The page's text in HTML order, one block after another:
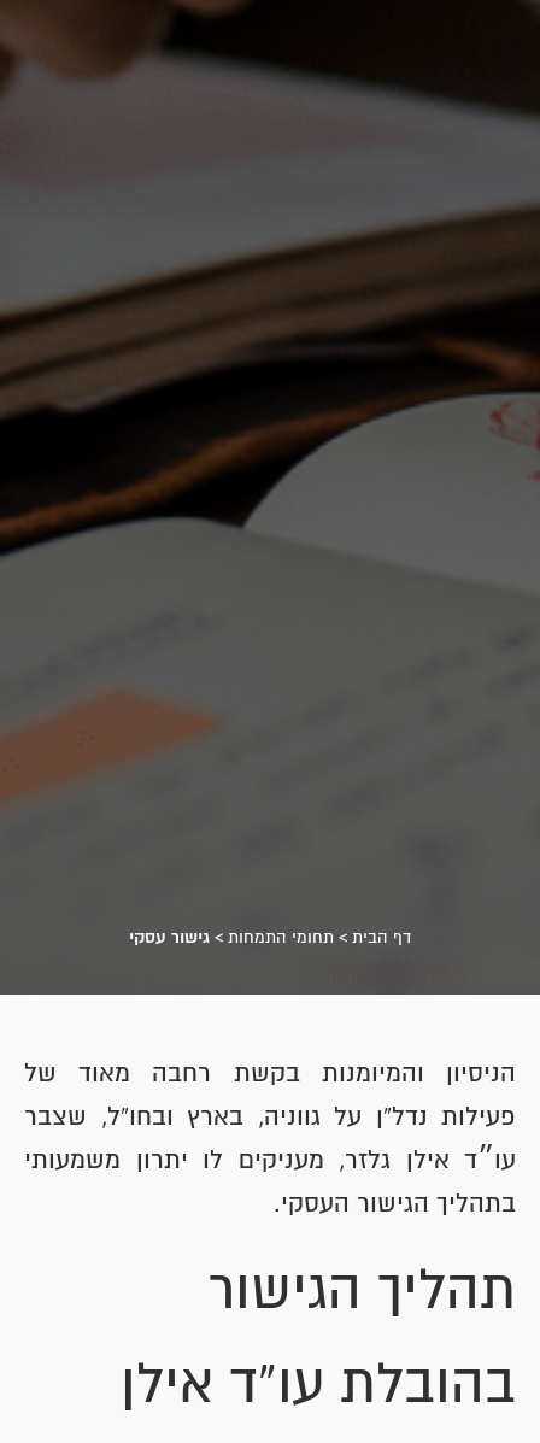
דף הבית > תחומי התמחות > גישור עסקי
הניסיון והמיומנות בקשת רחבה מאוד של
פעילות נדל”ן על גווניה, בארץ ובחו”ל, שצבר
עו״ד אילן גלזר, מעניקים לו יתרון משמעותי
בתהליך הגישור העסקי.
תהליך הגישור
בהובלת עו”ד אילן